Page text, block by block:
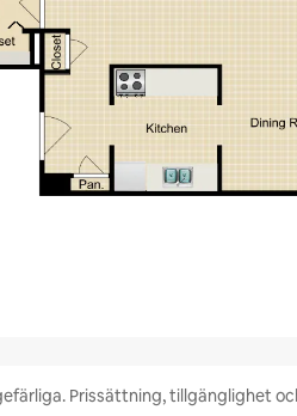
Prissättning, tillgänglighet